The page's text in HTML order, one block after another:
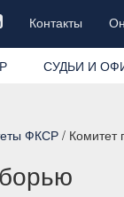
Контакты
СУДЬИ И
ФКСР / Комитет